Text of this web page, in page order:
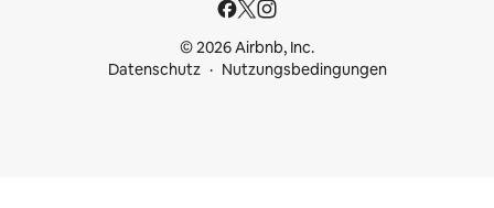
© 2026 Airbnb, Inc.
Datenschutz
Nutzungsbedingungen